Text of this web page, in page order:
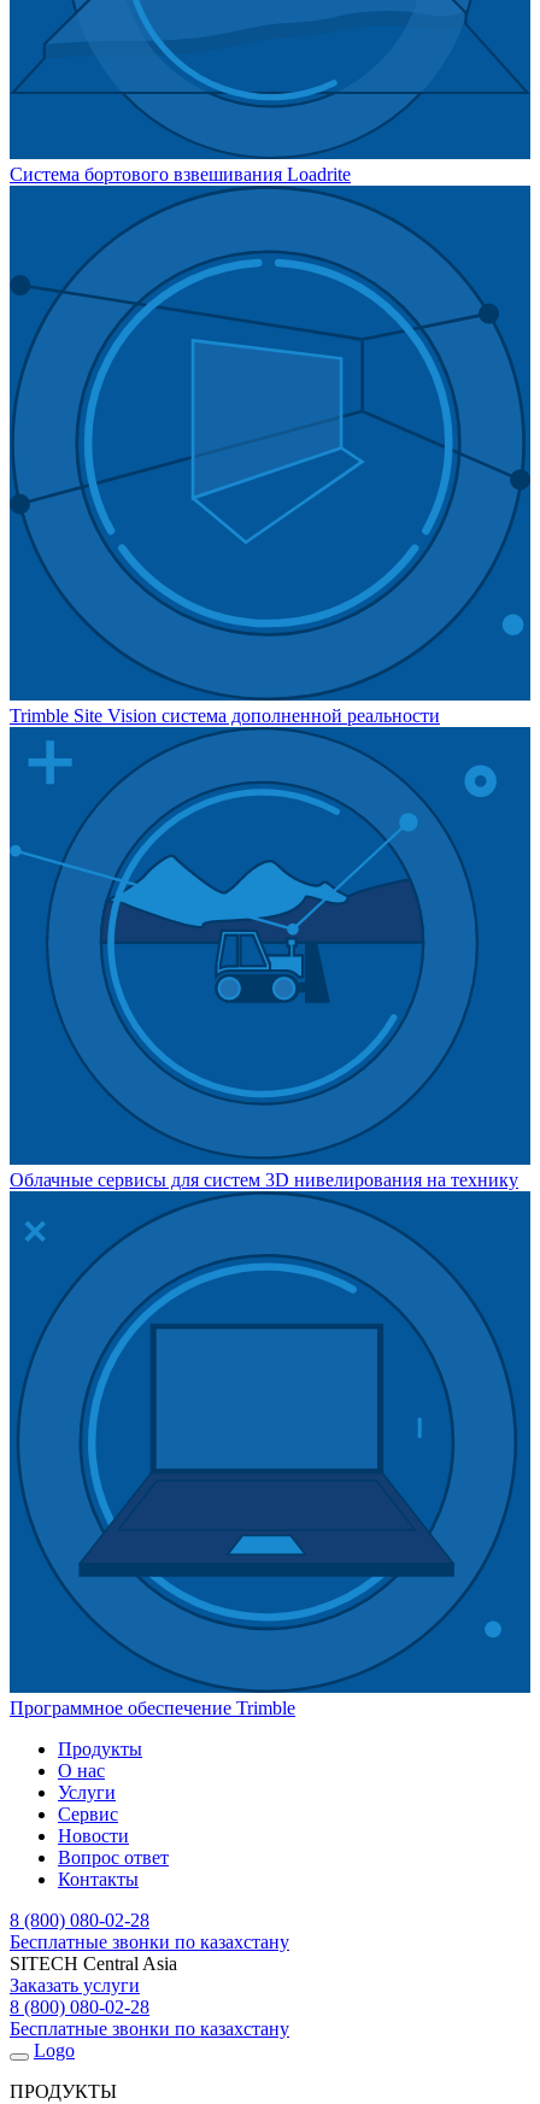
Система бортового взвешивания Loadrite
Trimble Site Vision система дополненной реальности
Облачные сервисы для систем 3D нивелирования на технику
Программное обеспечение Trimble
Продукты
О нас
Услуги
Сервис
Новости
Вопрос ответ
Контакты
8 (800) 080-02-28
Бесплатные звонки по казахстану
SITECH Central Asia
Заказать услуги
8 (800) 080-02-28
Бесплатные звонки по казахстану
Logo
ПРОДУКТЫ